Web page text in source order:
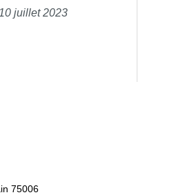
juillet 2023
75006